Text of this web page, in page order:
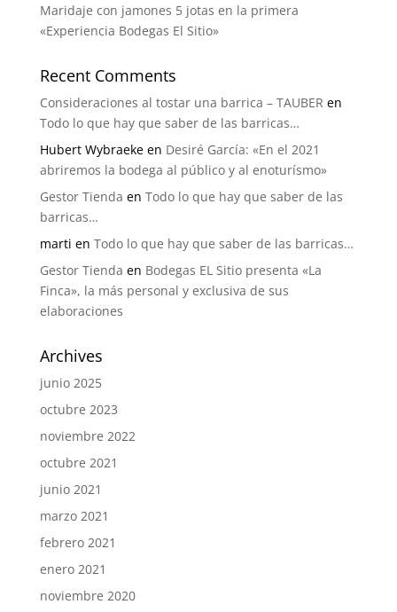
Maridaje con jamones 5 jotas en la primera
«Experiencia Bodegas El Sitio»
Recent Comments
Consideraciones al tostar una barrica – TAUBER en
Todo lo que hay que saber de las barricas…
Hubert Wybraekeen Desiré García: «En el 2021
abriremos la bodega al público y al enoturísmo»
Gestor Tienda en Todo lo que hay que saber de las
barricas…
marti en Todo lo que hay que saber de las barricas…
Gestor Tienda en Bodegas EL Sitio presenta «La
Finca», la más personal y exclusiva de sus
elaboraciones
Archives
junio 2025
octubre 2023
noviembre 2022
octubre 2021
junio 2021
marzo 2021
febrero 2021
enero 2021
noviembre 2020